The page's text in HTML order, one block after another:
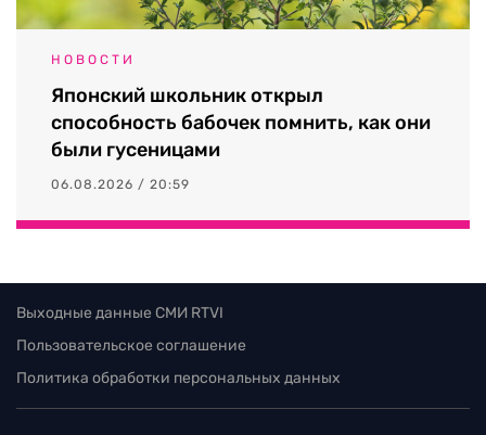
НОВОСТИ
Японский школьник открыл
способность бабочек помнить, как они
были гусеницами
06.08.2026 / 20:59
Выходные данные СМИ RTVI
Пользовательское соглашение
Политика обработки персональных данных